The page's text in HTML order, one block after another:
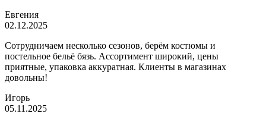
Евгения
02.12.2025
Сотрудничаем несколько сезонов, берём костюмы и
постельное бельё бязь. Ассортимент широкий, цены
приятные, упаковка аккуратная. Клиенты в магазинах
довольны!
Игорь
05.11.2025